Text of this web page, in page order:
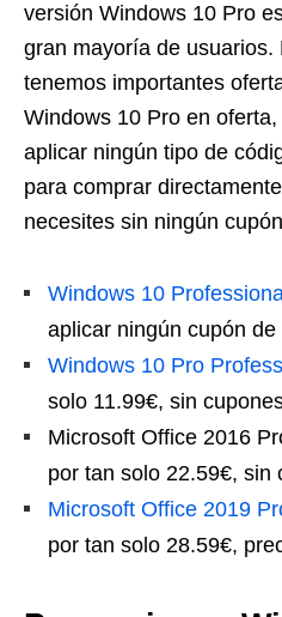
versión Windows 10 Pro
gran mayoría de usuarios.
tenemos importantes
Windows 10 Pro en
aplicar ningún tipo de
para comprar
necesites sin ningún
Windows 10
aplicar ningún cupón
Windows 10 Pro
solo 11.99€, sin
Microsoft Office 2016
por tan solo 22.59€, sin
Microsoft Office 2019
por tan solo 28.59€,